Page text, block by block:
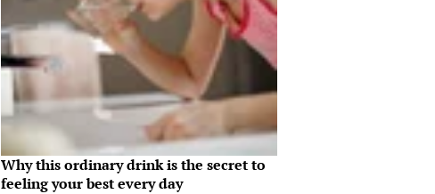
Why this ordinary drink is the secret to
feeling your best every day